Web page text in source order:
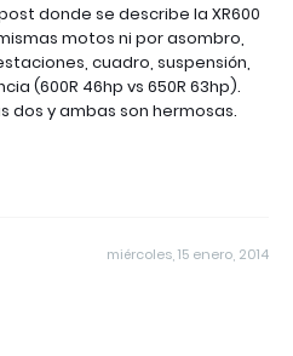
donde se describe la XR600
motos ni por asombro,
cuadro, suspensión,
(600R 46hp vs 650R 63hp).
dos y ambas son hermosas.
miércoles, 15 enero, 2014